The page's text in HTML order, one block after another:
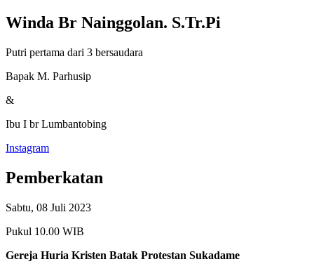
Winda Br Nainggolan. S.Tr.Pi
Putri pertama dari 3 bersaudara
Bapak M. Parhusip
&
Ibu I br Lumbantobing
Instagram
Pemberkatan
Sabtu, 08 Juli 2023
Pukul 10.00 WIB
Gereja Huria Kristen Batak Protestan Sukadame